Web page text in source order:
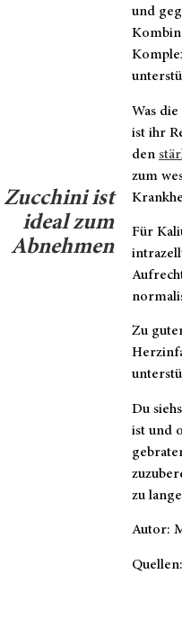
Zucchini ist
ideal zum
Abnehmen
und
Was
ist ihr
den
zum
Für
Zu
Du
ist und
zu
Autor:
Quellen: